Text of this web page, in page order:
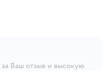
Ваш отзыв и высокую